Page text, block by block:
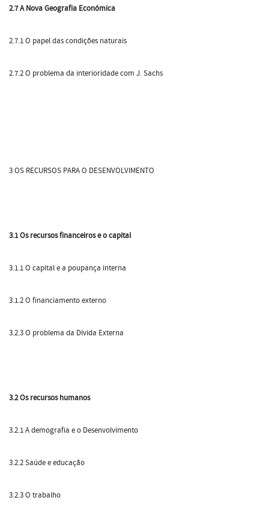
2.7 A Nova Geografia Económica
2.7.1 O papel das condições naturais
2.7.2 O problema da interioridade com J. Sachs
3 OS RECURSOS PARA O DESENVOLVIMENTO
3.1 Os recursos financeiros e o capital
3.1.1 O capital e a poupança interna
3.1.2 O financiamento externo
3.2.3 O problema da Dívida Externa
3.2 Os recursos humanos
3.2.1 A demografia e o Desenvolvimento
3.2.2 Saúde e educação
3.2.3 O trabalho